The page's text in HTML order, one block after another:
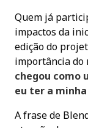
Quem já
impactos da
edição do
importância do
chegou como
eu ter a
A frase de